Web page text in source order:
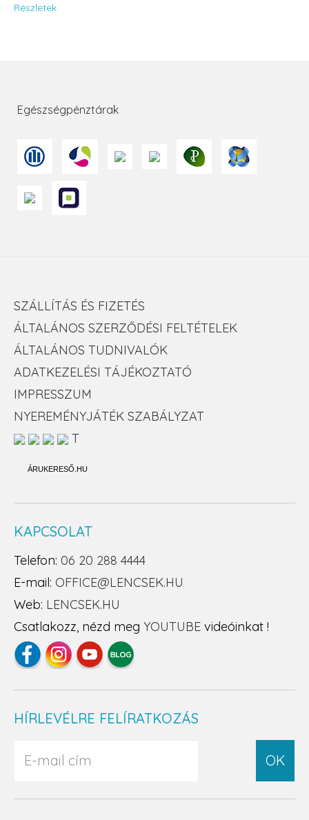
Részletek
Egészségpénztárak
SZÁLLÍTÁS ÉS FIZETÉS
ÁLTALÁNOS SZERZŐDÉSI FELTÉTELEK
ÁLTALÁNOS TUDNIVALÓK
ADATKEZELÉSI TÁJÉKOZTATÓ
IMPRESSZUM
NYEREMÉNYJÁTÉK SZABÁLYZAT
T
ÁRUKERESŐ.HU
KAPCSOLAT
Telefon: 06 20 288 4444
E-mail: OFFICE@LENCSEK.HU
Web: LENCSEK.HU
Csatlakozz, nézd meg YOUTUBE videóinkat !
HÍRLEVÉLRE FELÍRATKOZÁS
OK